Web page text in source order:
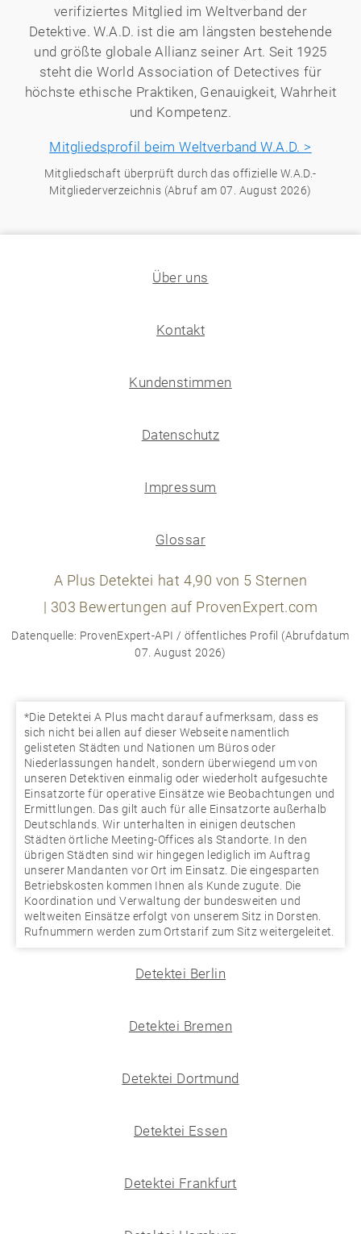
verifiziertes Mitglied im Weltverband der
Detektive. W.A.D. ist die am längsten bestehende
und größte globale Allianz seiner Art. Seit 1925
steht die World Association of Detectives für
höchste ethische Praktiken, Genauigkeit, Wahrheit
und Kompetenz.
Mitgliedsprofil beim Weltverband W.A.D. >
Mitgliedschaft überprüft durch das offizielle W.A.D.-
Mitgliederverzeichnis (Abruf am 07. August 2026)
Über uns
Kontakt
Kundenstimmen
Datenschutz
Impressum
Glossar
A Plus Detektei hat 4,90 von 5 Sternen
| 303 Bewertungen auf ProvenExpert.com
Datenquelle: ProvenExpert-API / öffentliches Profil (Abrufdatum
07. August 2026)
*Die Detektei A Plus macht darauf aufmerksam, dass es
sich nicht bei allen auf dieser Webseite namentlich
gelisteten Städten und Nationen um Büros oder
Niederlassungen handelt, sondern überwiegend um von
unseren Detektiven einmalig oder wiederholt aufgesuchte
Einsatzorte für operative Einsätze wie Beobachtungen und
Ermittlungen. Das gilt auch für alle Einsatzorte außerhalb
Deutschlands. Wir unterhalten in einigen deutschen
Städten örtliche Meeting-Offices als Standorte. In den
übrigen Städten sind wir hingegen lediglich im Auftrag
unserer Mandanten vor Ort im Einsatz. Die eingesparten
Betriebskosten kommen Ihnen als Kunde zugute. Die
Koordination und Verwaltung der bundesweiten und
weltweiten Einsätze erfolgt von unserem Sitz in Dorsten.
Rufnummern werden zum Ortstarif zum Sitz weitergeleitet.
Detektei Berlin
Detektei Bremen
Detektei Dortmund
Detektei Essen
Detektei Frankfurt